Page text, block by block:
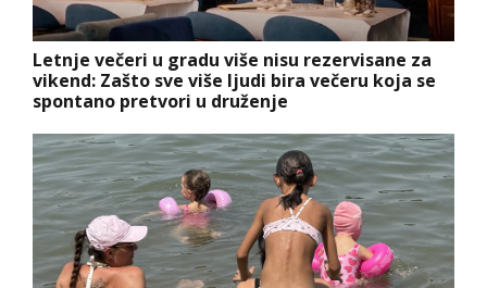
Letnje večeri u gradu više nisu rezervisane za
vikend: Zašto sve više ljudi bira večeru koja se
spontano pretvori u druženje